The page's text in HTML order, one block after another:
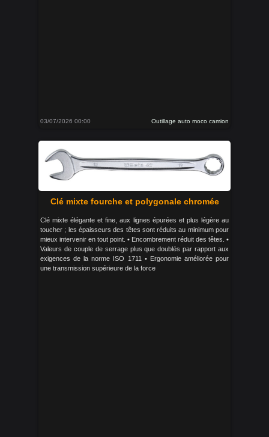
03/07/2026 00:00 Outillage auto moco camion
Clé mixte fourche et polygonale chromée
Clé mixte élégante et fine, aux lignes épurées et plus légère au
toucher ; les épaisseurs des têtes sont réduits au minimum pour
mieux intervenir en tout point. • Encombrement réduit des têtes. •
Valeurs de couple de serrage plus que doublés par rapport aux
exigences de la norme ISO 1711 • Ergonomie améliorée pour
une transmission supérieure de la force